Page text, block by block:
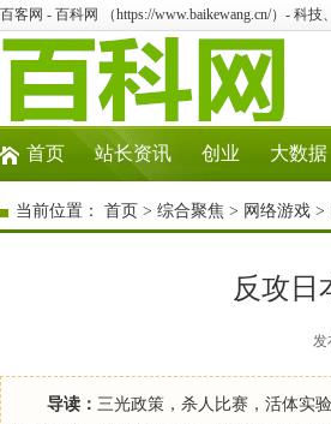
百客网 - 百科网 （https://www.baikewang.cn/）- 科
首页 站长资讯 创业 大数据
当前位置： 首页 > 综合聚焦 > 网络游戏 >
反攻日
发
导读： 三光政策，杀人比赛，活体实